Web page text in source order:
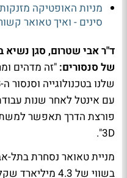
מניות האופטיקה
סינים - ואיך טאואר
ד"ר אבי שטרום, סגן
של סנסורים:"זה מדהים
עם אינטל לאחר שנות
פורצת הדרך תאפשר
3D".